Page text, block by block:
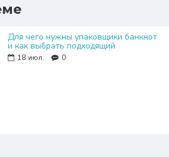
Для чего нужны упаковщики банкнот
и как выбрать подходящий
18 июл. 0